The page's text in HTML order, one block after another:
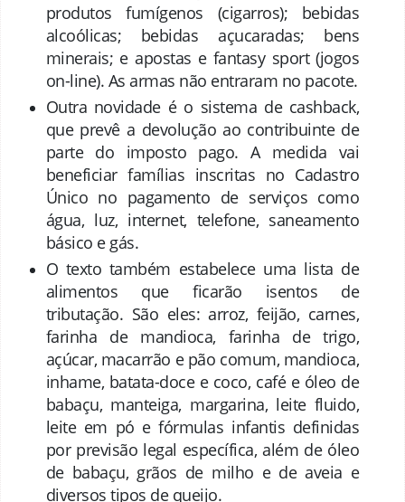
produtos fumígenos (cigarros); bebidas
alcoólicas; bebidas açucaradas; bens
minerais; e apostas e fantasy sport (jogos
on-line). As armas não entraram no pacote.
Outra novidade é o sistema de cashback,
que prevê a devolução ao contribuinte de
parte do imposto pago. A medida vai
beneficiar famílias inscritas no Cadastro
Único no pagamento de serviços como
água, luz, internet, telefone, saneamento
básico e gás.
O texto também estabelece uma lista de
alimentos que ficarão isentos de
tributação. São eles: arroz, feijão, carnes,
farinha de mandioca, farinha de trigo,
açúcar, macarrão e pão comum, mandioca,
inhame, batata-doce e coco, café e óleo de
babaçu, manteiga, margarina, leite fluido,
leite em pó e fórmulas infantis definidas
por previsão legal específica, além de óleo
de babaçu, grãos de milho e de aveia e
diversos tipos de queijo.